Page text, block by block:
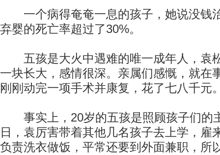
一个病得奄奄一息的孩子，她说没钱
弃婴的死亡率超过了30%。
五孩是大火中遇难的唯一成年人，袁
一块长大，感情很深。亲属们感慨，就在
刚刚动完一项手术并康复，花了七八千元
事实上，20岁的五孩是照顾孩子们的
日，袁厉害带着其他几名孩子去上学，雇
负责洗衣做饭，平常还要到外面兼职，所